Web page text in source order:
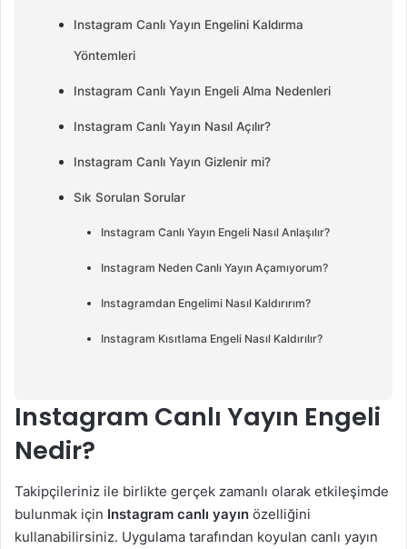
Instagram Canlı Yayın Engelini Kaldırma
Yöntemleri
Instagram Canlı Yayın Engeli Alma Nedenleri
Instagram Canlı Yayın Nasıl Açılır?
Instagram Canlı Yayın Gizlenir mi?
Sık Sorulan Sorular
Instagram Canlı Yayın Engeli Nasıl Anlaşılır?
Instagram Neden Canlı Yayın Açamıyorum?
Instagramdan Engelimi Nasıl Kaldırırım?
Instagram Kısıtlama Engeli Nasıl Kaldırılır?
Instagram Canlı Yayın Engeli
Nedir?
Takipçileriniz ile birlikte gerçek zamanlı olarak etkileşimde
bulunmak için Instagram canlı yayın özelliğini
kullanabilirsiniz. Uygulama tarafından koyulan canlı yayın